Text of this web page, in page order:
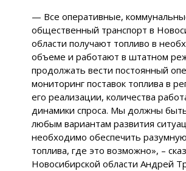
— Все оперативные,
общественный транспорт в
области получают топливо в
объеме и работают в штатном
продолжать вести постоянный
мониторинг поставок топлива в
его реализации, количества
динамики спроса. Мы должны
любым вариантам развития
необходимо обеспечить
топлива, где это возможно», –
Новосибирской области Андрей